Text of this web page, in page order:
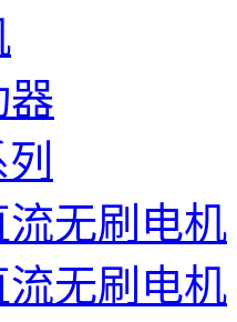
器
流无刷电机
无刷电机